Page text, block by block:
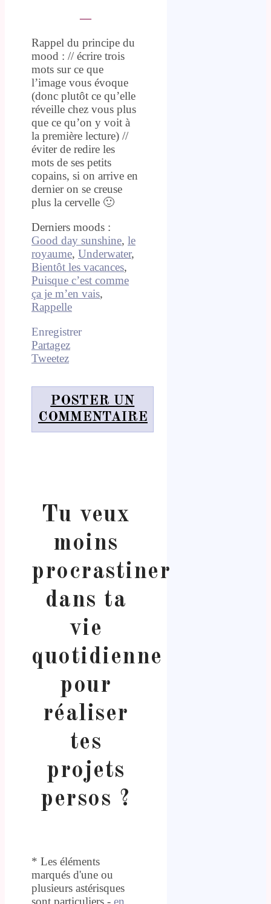
—
Rappel du principe du
mood : // écrire trois
mots sur ce que
l’image vous évoque
(donc plutôt ce qu’elle
réveille chez vous plus
que ce qu’on y voit à
la première lecture) //
éviter de redire les
mots de ses petits
copains, si on arrive en
dernier on se creuse
plus la cervelle 🙂
Derniers moods :
Good day sunshine, le
royaume, Underwater,
Bientôt les vacances,
Puisque c’est comme
ça je m’en vais,
Rappelle
Enregistrer
Partagez
Tweetez
POSTER UN
COMMENTAIRE
Tu veux
moins
procrastiner
dans ta
vie
quotidienne
pour
réaliser
tes
projets
persos ?
* Les éléments
marqués d'une ou
plusieurs astérisques
sont particuliers - en